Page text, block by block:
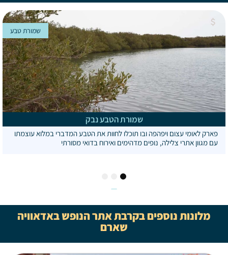
שמורת הטבע נבק
פארק לאומי עצום ויפהפה ובו תוכלו לחוות את הטבע המדברי במלוא עוצמתו
עם מגוון אתרי צלילה, נופים מדהימים ואירוח בדואי מסורתי
שמורת טבע
מלונות נוספים בקרבת אתר הנופש באדאוויה
שארם